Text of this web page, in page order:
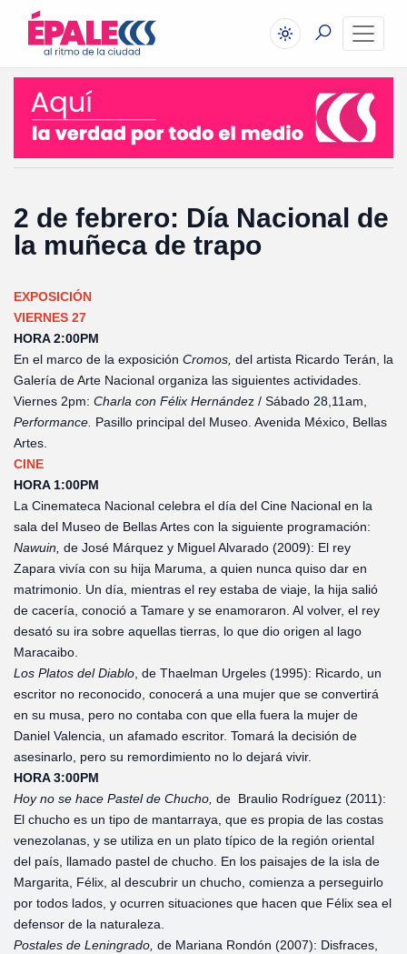
2 de febrero: Día Nacional de
la muñeca de trapo
EXPOSICIÓN
VIERNES 27
HORA 2:00PM
En el marco de la exposición Cromos, del artista Ricardo Terán, la
Galería de Arte Nacional organiza las siguientes actividades.
Viernes 2pm: Charla con Félix Hernández / Sábado 28,11am,
Performance. Pasillo principal del Museo. Avenida México, Bellas
Artes.
CINE
HORA 1:00PM
La Cinemateca Nacional celebra el día del Cine Nacional en la
sala del Museo de Bellas Artes con la siguiente programación:
Nawuin, de José Márquez y Miguel Alvarado (2009): El rey
Zapara vivía con su hija Maruma, a quien nunca quiso dar en
matrimonio. Un día, mientras el rey estaba de viaje, la hija salió
de cacería, conoció a Tamare y se enamoraron. Al volver, el rey
desató su ira sobre aquellas tierras, lo que dio origen al lago
Maracaibo.
Los Platos del Diablo , de Thaelman Urgeles (1995): Ricardo, un
escritor no reconocido, conocerá a una mujer que se convertirá
en su musa, pero no contaba con que ella fuera la mujer de
Daniel Valencia, un afamado escritor. Tomará la decisión de
asesinarlo, pero su remordimiento no lo dejará vivir.
HORA 3:00PM
Hoy no se hace Pastel de Chucho, de Braulio Rodríguez (2011):
El chucho es un tipo de mantarraya, que es propia de las costas
venezolanas, y se utiliza en un plato típico de la región oriental
del país, llamado pastel de chucho. En los paisajes de la isla de
Margarita, Félix, al descubrir un chucho, comienza a perseguirlo
por todos lados, y ocurren situaciones que hacen que Félix sea el
defensor de la naturaleza.
Postales de Leningrado, de Mariana Rondón (2007): Disfraces,